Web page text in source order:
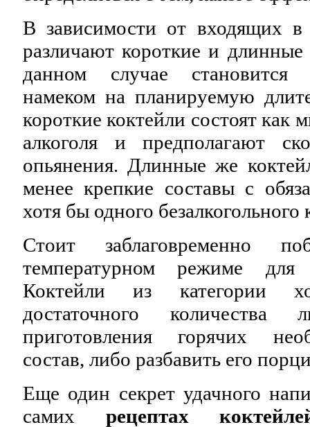
В зависимости от входящих в
различают короткие и длинные
данном случае становится
намеком на планируемую
короткие коктейли состоят как
алкоголя и предполагают
опьянения. Длинные же
менее крепкие составы с
хотя бы одного безалкогольного
Стоит заблаговременно
температурном режиме для
Коктейли из категории
достаточного
приготовления горячих
состав, либо разбавить его
Еще один секрет удачного
самих рецептах